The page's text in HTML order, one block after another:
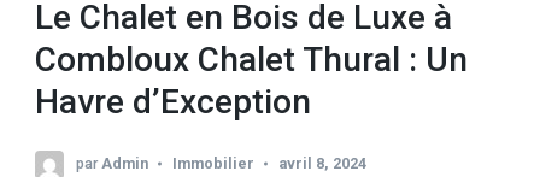
Le Chalet en Bois de Luxe à
Combloux Chalet Thural : Un
Havre d’Exception
parAdmin Immobilier avril 8, 2024